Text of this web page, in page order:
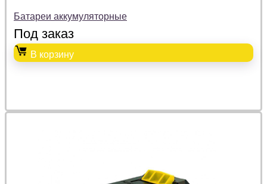
Батареи аккумуляторные
Под заказ
В корзину